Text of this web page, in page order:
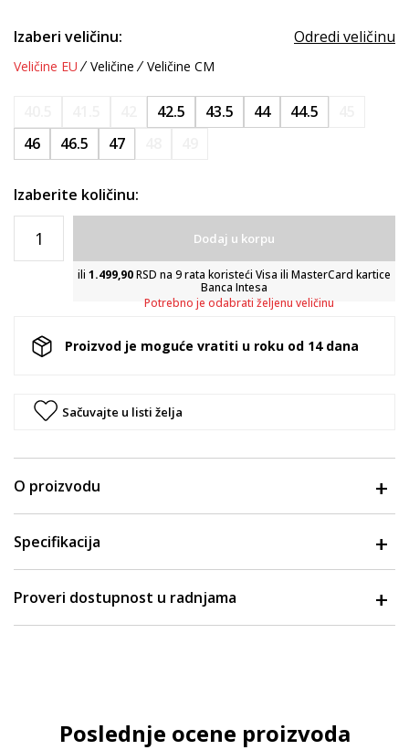
Izaberi veličinu: Odredi veličinu
Veličine EU Veličine Veličine CM
42.5 43.5 44 44.5
46
46.5 47
Izaberite količinu:
Dodaj u korpu
ili 1.499,90RSD na 9 rata koristeći Visa ili MasterCard kartice
Banca Intesa
Potrebno je odabrati željenu veličinu
Proizvod je moguće vratiti u roku od 14 dana
Sačuvajte u listi želja
O proizvodu
Specifikacija
Proveri dostupnost u radnjama
Poslednje ocene proizvoda